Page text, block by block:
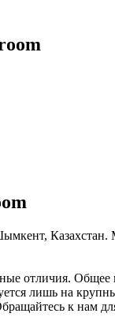
отличия.
лишь на
к нам